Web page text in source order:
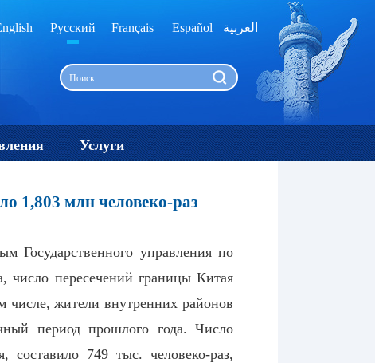
Русский Français Español العربية
Услуги
1,803 млн человеко-раз
Государственного управления по
пересечений границы Китая
числе, жители внутренних районов
период прошлого года. Число
749 тыс. человеко-раз,